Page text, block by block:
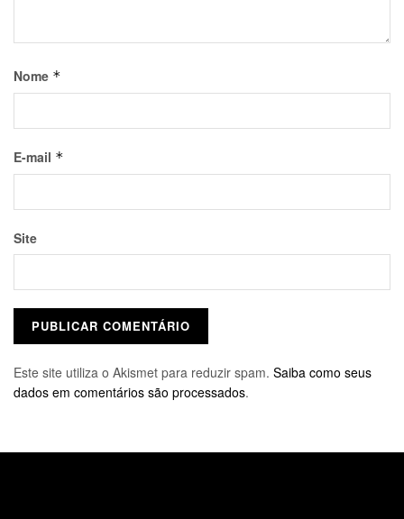
Nome *
E-mail *
Site
Este site utiliza o Akismet para reduzir spam. Saiba como seus
dados em comentários são processados.